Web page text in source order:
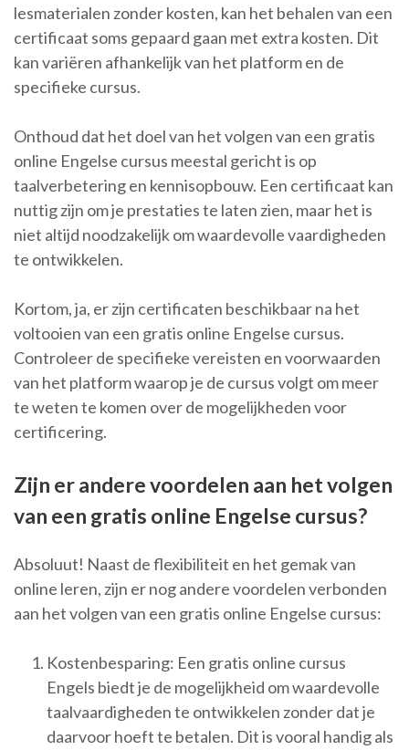
lesmaterialen zonder kosten, kan het behalen van een
certificaat soms gepaard gaan met extra kosten. Dit
kan variëren afhankelijk van het platform en de
specifieke cursus.
Onthoud dat het doel van het volgen van een gratis
online Engelse cursus meestal gericht is op
taalverbetering en kennisopbouw. Een certificaat kan
nuttig zijn om je prestaties te laten zien, maar het is
niet altijd noodzakelijk om waardevolle vaardigheden
te ontwikkelen.
Kortom, ja, er zijn certificaten beschikbaar na het
voltooien van een gratis online Engelse cursus.
Controleer de specifieke vereisten en voorwaarden
van het platform waarop je de cursus volgt om meer
te weten te komen over de mogelijkheden voor
certificering.
Zijn er andere voordelen aan het volgen
van een gratis online Engelse cursus?
Absoluut! Naast de flexibiliteit en het gemak van
online leren, zijn er nog andere voordelen verbonden
aan het volgen van een gratis online Engelse cursus:
Kostenbesparing: Een gratis online cursus
Engels biedt je de mogelijkheid om waardevolle
taalvaardigheden te ontwikkelen zonder dat je
daarvoor hoeft te betalen. Dit is vooral handig als